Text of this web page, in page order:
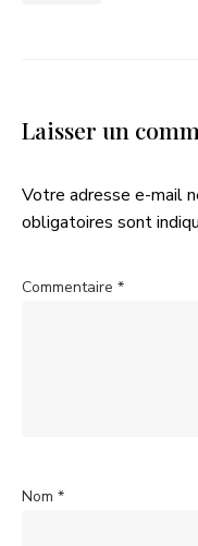
Laisser un
Votre adresse e-mail
obligatoires sont
Commentaire *
Nom *